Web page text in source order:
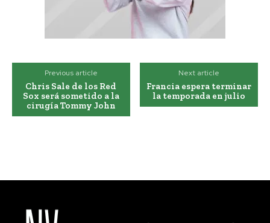
Previous article
Chris Sale de los Red
Sox será sometido a la
cirugía Tommy John
Next article
Francia espera terminar
la temporada en julio